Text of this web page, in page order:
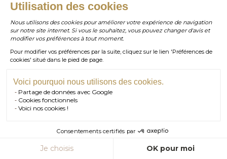
Utilisation des cookies
Nous utilisons des cookies pour améliorer votre expérience de navigation
sur notre site internet. Si vous le souhaitez, vous pouvez changer d'avis et
modifier vos préférences à tout moment.
Pour modifier vos préférences par la suite, cliquez sur le lien 'Préférences de
cookies' situé dans le pied de page.
Voici pourquoi nous utilisons des cookies.
Partage de données avec Google
Cookies fonctionnels
Voici nos cookies !
Consentements certifiés par
Je choisis OK pour moi
E-MAIL contact@salmonparis.com
TÉL PARIS
RDV SHOWROOM
RDV TÉLÉPHONIQUE
Gemmes + 3Métaux